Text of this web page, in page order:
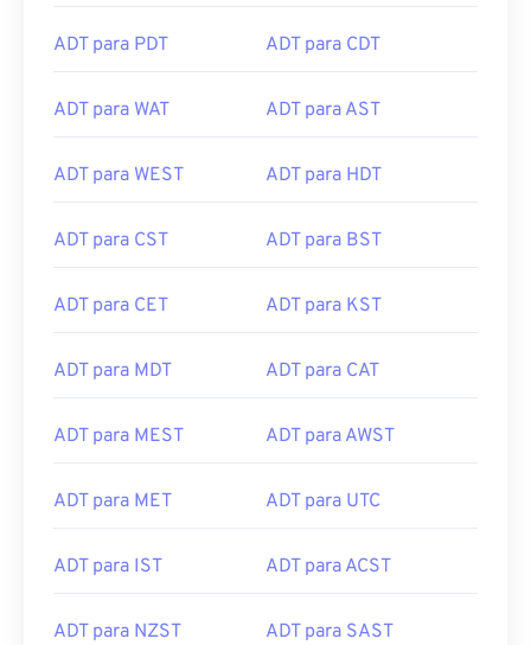
ADT para PDT ADT para CDT
ADT para WAT ADT para AST
ADT para WEST ADT para HDT
ADT para CST ADT para BST
ADT para CET ADT para KST
ADT para MDT ADT para CAT
ADT para MEST ADT para AWST
ADT para MET ADT para UTC
ADT para IST ADT para ACST
ADT para NZST ADT para SAST